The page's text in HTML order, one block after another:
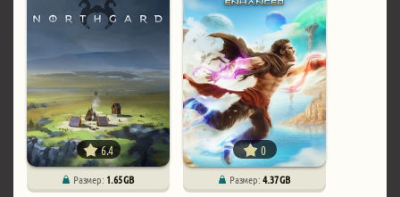
6.4
Размер: 1.65 GB
0
Размер:4.37 GB